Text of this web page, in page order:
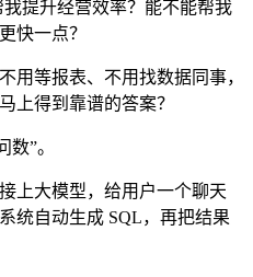
提升经营效率？能不能帮我
快一点？
用等报表、不用找数据同事，
上得到靠谱的答案？
”。
上大模型，给用户一个聊天
统自动生成 SQL，再把结果